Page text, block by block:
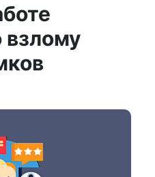
взлому